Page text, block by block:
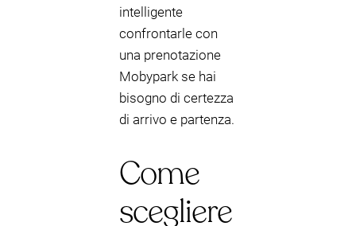
intelligente
confrontarle con
una prenotazione
Mobypark se hai
bisogno di certezza
di arrivo e partenza.
Come
scegliere